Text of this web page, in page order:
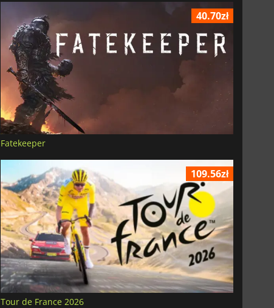
40.70zł
Fatekeeper
109.56zł
Tour de France 2026